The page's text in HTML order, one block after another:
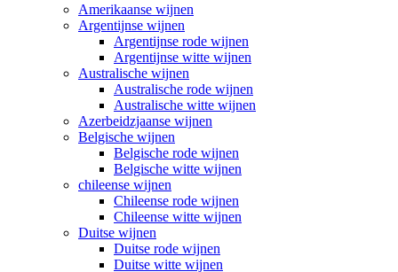
Amerikaanse wijnen
Argentijnse wijnen
Argentijnse rode wijnen
Argentijnse witte wijnen
Australische wijnen
Australische rode wijnen
Australische witte wijnen
Azerbeidzjaanse wijnen
Belgische wijnen
Belgische rode wijnen
Belgische witte wijnen
chileense wijnen
Chileense rode wijnen
Chileense witte wijnen
Duitse wijnen
Duitse rode wijnen
Duitse witte wijnen